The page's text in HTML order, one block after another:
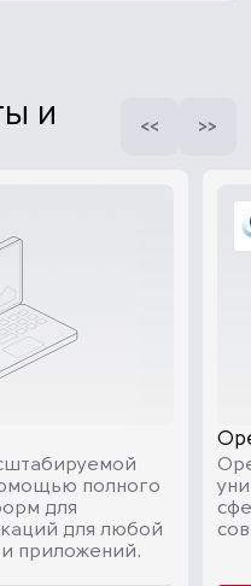
и
полного
для
для любой
приложений.